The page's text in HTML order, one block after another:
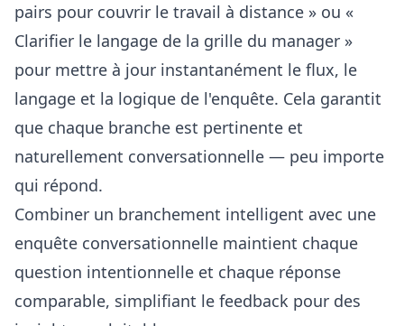
pairs pour couvrir le travail à distance » ou «
Clarifier le langage de la grille du manager »
pour mettre à jour instantanément le flux, le
langage et la logique de l'enquête. Cela garantit
que chaque branche est pertinente et
naturellement conversationnelle — peu importe
qui répond.
Combiner un branchement intelligent avec une
enquête conversationnelle maintient chaque
question intentionnelle et chaque réponse
comparable, simplifiant le feedback pour des